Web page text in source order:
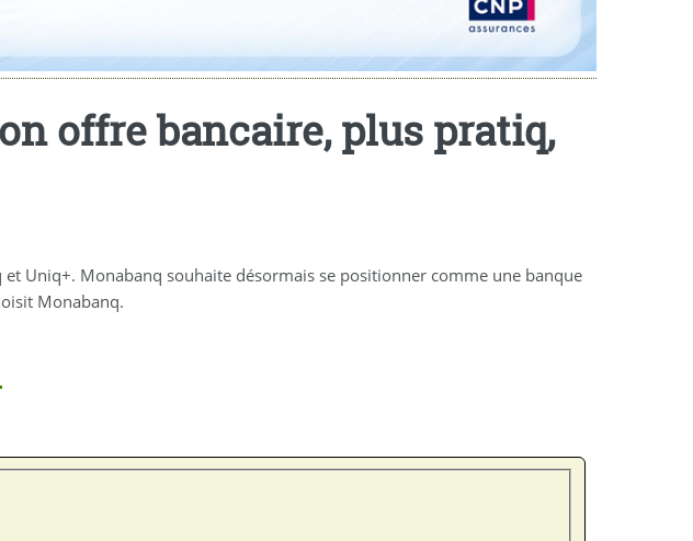
offre bancaire, plus pratiq,
Uniq+. Monabanq souhaite désormais se positionner comme une banque
Monabanq.